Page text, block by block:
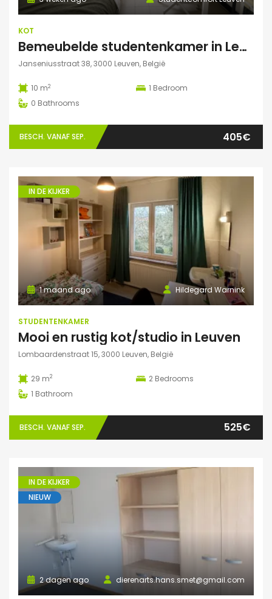
KOT
Bemeubelde studentenkamer in Leuven – Regina Mundi
Janseniusstraat 38, 3000 Leuven, België
10 m2 1 Bedroom
0 Bathrooms
BESCH. VANAF SEP. 405€
IN DE KIJKER
Hildegard Warnink
1 maand ago
STUDENTENKAMER
Mooi en rustig kot/studio in Leuven
Lombaardenstraat 15, 3000 Leuven, België
29 m2 2 Bedrooms
1 Bathroom
BESCH. VANAF SEP. 525€
IN DE KIJKER
NIEUW
dierenarts.hans.smet@gmail.com
2 dagen ago